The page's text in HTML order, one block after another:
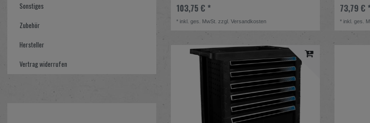
Sonstiges
Zubehör
Hersteller
Vertrag widerrufen
103,75 € *
* inkl. ges. MwSt. zzgl.Versandkosten
73,79 €
* inkl. ges.